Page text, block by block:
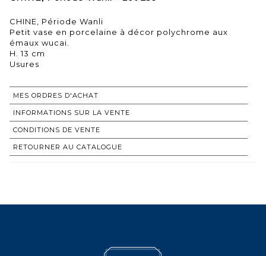
CHINE, Période Wanli
Petit vase en porcelaine à décor polychrome aux
émaux wucai.
H. 13 cm
Usures
MES ORDRES D'ACHAT
INFORMATIONS SUR LA VENTE
CONDITIONS DE VENTE
RETOURNER AU CATALOGUE